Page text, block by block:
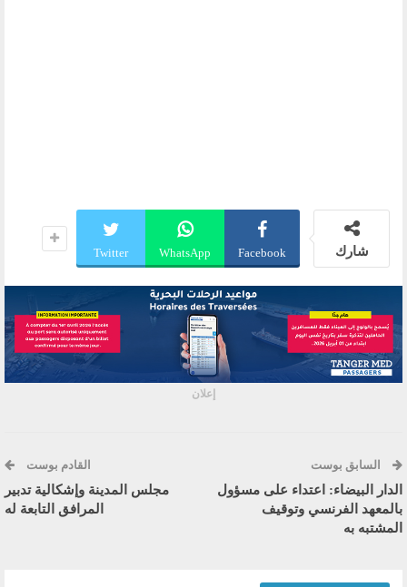
شارك Facebook
WhatsApp
Twitter
إعلان
السابق بوست
الدار البيضاء: اعتداء على مسؤول
بالمعهد الفرنسي وتوقيف
المشتبه به
القادم بوست
مجلس المدينة وإشكالية تدبير
المرافق التابعة له